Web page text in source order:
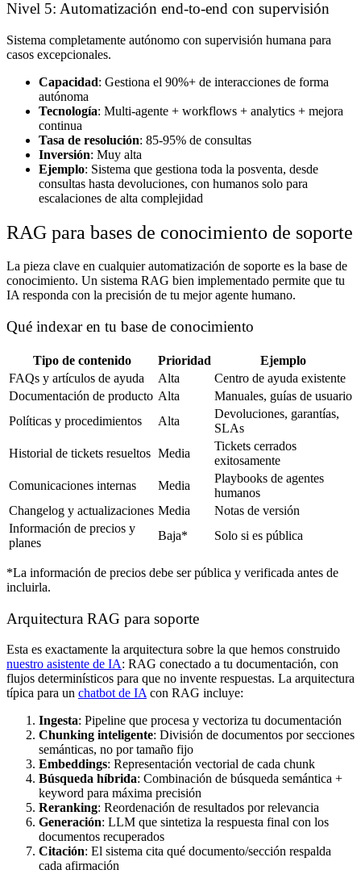
Nivel 5: Automatización end-to-end con supervisión
Sistema completamente autónomo con supervisión humana para
casos excepcionales.
Capacidad: Gestiona el 90%+ de interacciones de forma
autónoma
Tecnología: Multi-agente + workflows + analytics + mejora
continua
Tasa de resolución: 85-95% de consultas
Inversión: Muy alta
Ejemplo: Sistema que gestiona toda la posventa, desde
consultas hasta devoluciones, con humanos solo para
escalaciones de alta complejidad
RAG para bases de conocimiento de soporte
La pieza clave en cualquier automatización de soporte es la base de
conocimiento. Un sistema RAG bien implementado permite que tu
IA responda con la precisión de tu mejor agente humano.
Qué indexar en tu base de conocimiento
Tipo de contenido Prioridad
Ejemplo
FAQs y artículos de ayuda
Alta
Centro de ayuda existente
Documentación de producto Alta
Manuales, guías de usuario
Políticas y procedimientos
Alta
Devoluciones, garantías,
SLAs
Historial de tickets resueltos Media
Tickets cerrados
exitosamente
Comunicaciones internas
Media
Playbooks de agentes
humanos
Changelog y actualizaciones Media
Notas de versión
Información de precios y
planes
Baja* Solo si es pública
*La información de precios debe ser pública y verificada antes de
incluirla.
Arquitectura RAG para soporte
Esta es exactamente la arquitectura sobre la que hemos construido
nuestro asistente de IA: RAG conectado a tu documentación, con
flujos determinísticos para que no invente respuestas. La arquitectura
típica para un chatbot de IA con RAG incluye:
Ingesta: Pipeline que procesa y vectoriza tu documentación
Chunking inteligente: División de documentos por secciones
semánticas, no por tamaño fijo
Embeddings: Representación vectorial de cada chunk
Búsqueda híbrida: Combinación de búsqueda semántica +
keyword para máxima precisión
Reranking: Reordenación de resultados por relevancia
Generación: LLM que sintetiza la respuesta final con los
documentos recuperados
Citación: El sistema cita qué documento/sección respalda
cada afirmación